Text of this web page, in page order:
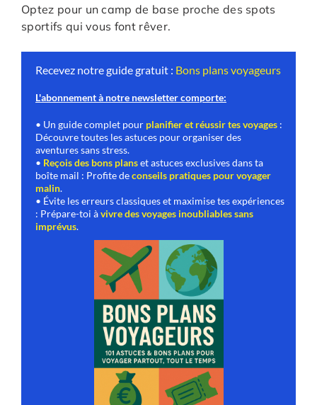
Optez pour un camp de base proche des spots
sportifs qui vous font rêver.